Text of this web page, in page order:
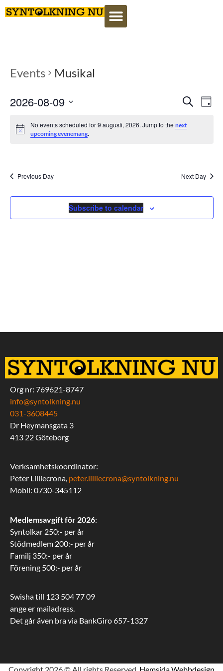
Events Musikal
Search
2026-08-09
No events scheduled for 9 augusti, 2026. Jump to thenext
upcoming evenemang.
Previous Day Next Day
Subscribe to calendar
Org nr: 769621-8747
info@syntolkning.nu
031-3608445
Dr Heymansgata 3
413 22 Göteborg
Verksamhetskoordinator:
Peter Lilliecrona, peter.lilliecrona@syntolkning.nu
Mobil: 0730-345112
Medlemsavgift för 2026:
Syntolkar 250:- per år
Stödmedlem 200:- per år
Familj 350:- per år
Förening 500:- per år
Swisha till 123 504 77 09
ange er mailadress.
Det går även bra via BankGiro 657-1327